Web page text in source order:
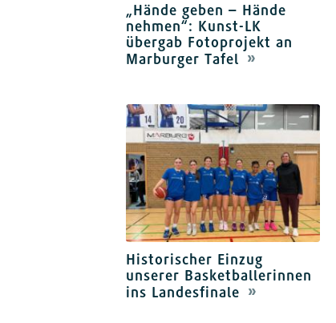
„Hände geben – Hände
nehmen“: Kunst-LK
übergab Fotoprojekt an
Marburger Tafel
Historischer Einzug
unserer Basketballerinnen
ins Landesfinale